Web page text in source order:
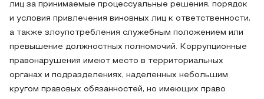
лиц за принимаемые процессуальные решения, порядок
и условия привлечения виновных лиц к ответственности,
а также злоупотребления служебным положением или
превышение должностных полномочий. Коррупционные
правонарушения имеют место в территориальных
органах и подразделениях, наделенных небольшим
кругом правовых обязанностей, но имеющих право